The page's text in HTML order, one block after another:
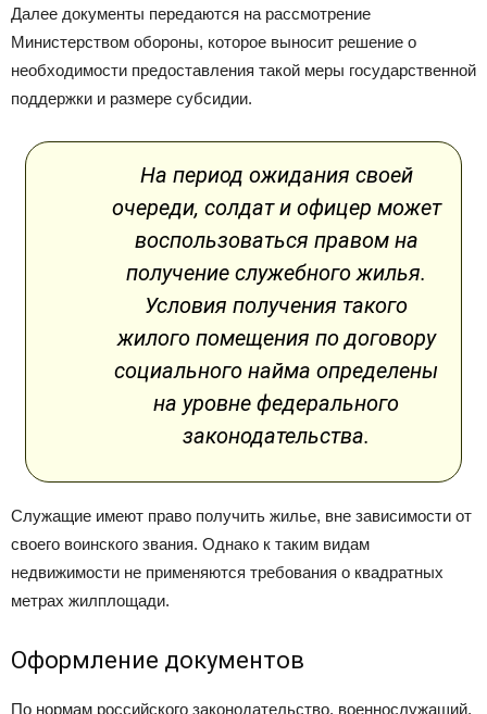
Далее документы передаются на рассмотрение
Министерством обороны, которое выносит решение о
необходимости предоставления такой меры государственной
поддержки и размере субсидии.
На период ожидания своей
очереди, солдат и офицер может
воспользоваться правом на
получение служебного жилья.
Условия получения такого
жилого помещения по договору
социального найма определены
на уровне федерального
законодательства.
Служащие имеют право получить жилье, вне зависимости от
своего воинского звания. Однако к таким видам
недвижимости не применяются требования о квадратных
метрах жилплощади.
Оформление документов
По нормам российского законодательство, военнослужащий,